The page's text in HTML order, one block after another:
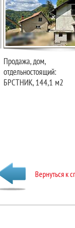
Продажа, дом,
отдельностоящий:
БРСТНИК, 144,1 м2
Вернуться к